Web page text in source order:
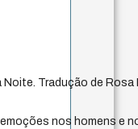
Noite. Tradução de Rosa
nos homens e